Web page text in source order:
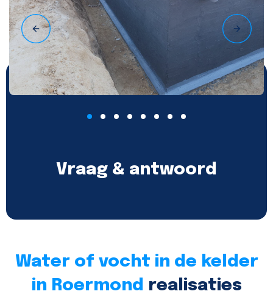
Vraag & antwoord
Water of vocht in de kelder
in Roermond realisaties